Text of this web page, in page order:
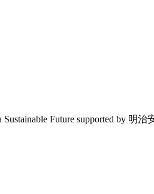
Future supported by 明治